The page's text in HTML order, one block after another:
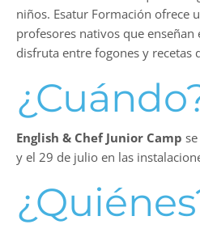
niños. Esatur Formación ofrece
profesores nativos que enseñan
disfruta entre fogones y recetas
English & Chef Junior Camp
y el 29 de julio en las